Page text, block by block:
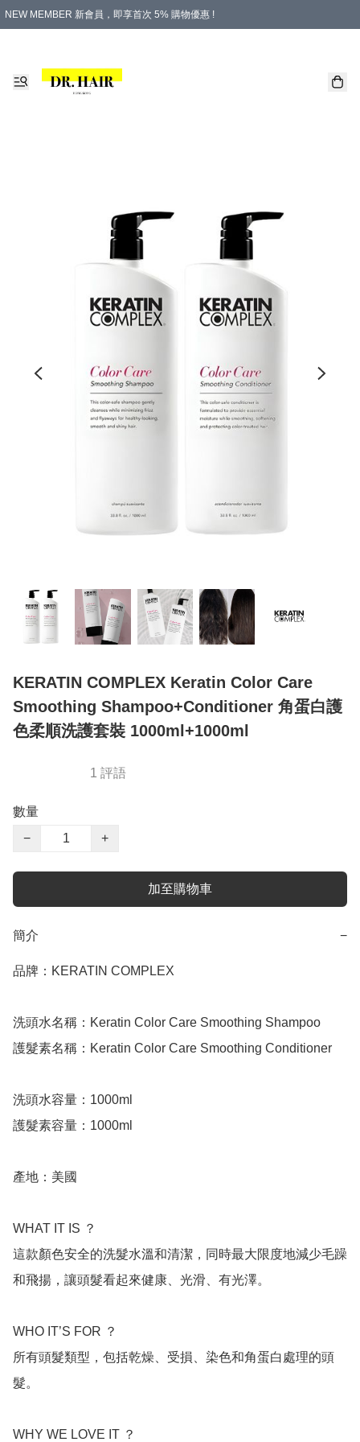
NEW MEMBER 新會員，即享首次 5% 購物優惠 !
KERATIN COMPLEX Keratin Color Care
Smoothing Shampoo+Conditioner 角蛋白護
色柔順洗護套裝 1000ml+1000ml
1 評語
數量
−
+
加至購物車
簡介 −
品牌：KERATIN COMPLEX
洗頭水名稱：Keratin Color Care Smoothing Shampoo
護髮素名稱：Keratin Color Care Smoothing Conditioner
洗頭水容量：1000ml
護髮素容量：1000ml
產地：美國
WHAT IT IS ？
這款顏色安全的洗髮水溫和清潔，同時最大限度地減少毛躁
和飛揚，讓頭髮看起來健康、光滑、有光澤。
WHO IT’S FOR ？
所有頭髮類型，包括乾燥、受損、染色和角蛋白處理的頭
髮。
WHY WE LOVE IT ？